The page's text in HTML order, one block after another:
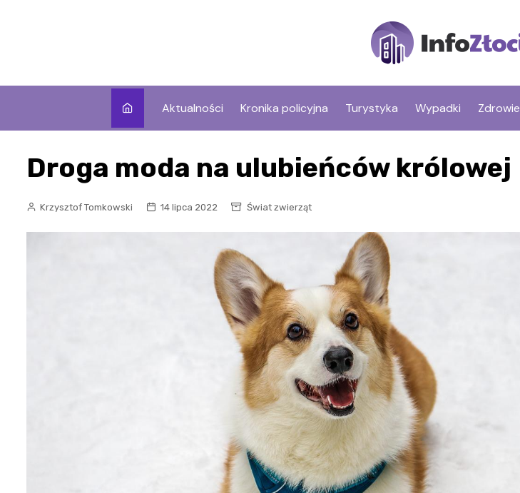
Aktualności Kronika policyjna Turystyka Wypadki Zdrowie
Droga moda na ulubieńców królowej
Krzysztof Tomkowski 14 lipca 2022 Świat zwierząt